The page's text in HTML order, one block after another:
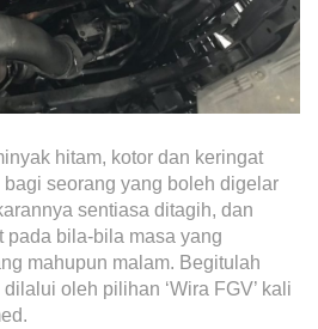
hitam, kotor dan keringat
seorang yang boleh digelar
sentiasa ditagih, dan
pada bila-bila masa yang
mahupun malam. Begitulah
oleh pilihan ‘Wira FGV’ kali